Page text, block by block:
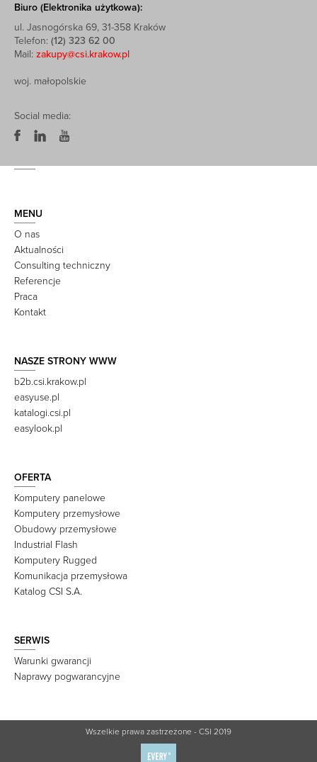
Biuro (Elektronika użytkowa):
ul. Jasnogórska 69, 31-358 Kraków
Telefon: (12) 323 62 00
Mail: zakupy@csi.krakow.pl
woj. małopolskie
Social media:
MENU
O nas
Aktualności
Consulting techniczny
Referencje
Praca
Kontakt
NASZE STRONY WWW
b2b.csi.krakow.pl
easyuse.pl
katalogi.csi.pl
easylook.pl
OFERTA
Komputery panelowe
Komputery przemysłowe
Obudowy przemysłowe
Industrial Flash
Komputery Rugged
Komunikacja przemysłowa
Katalog CSI S.A.
SERWIS
Warunki gwarancji
Naprawy pogwarancyjne
Wszelkie prawa zastrzeżone - CSI 2019